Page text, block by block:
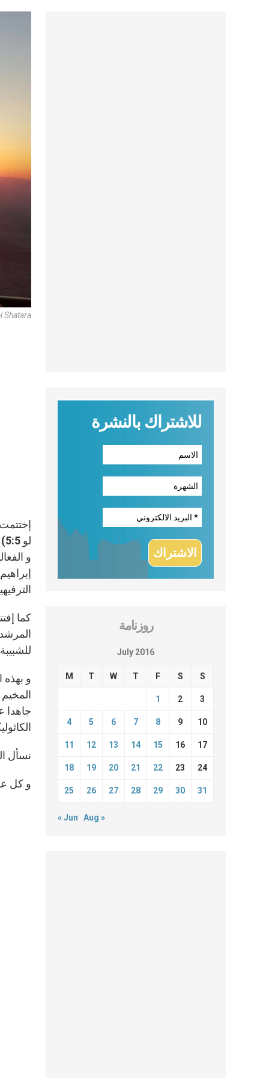
Shatara
و
كما
و
جاهدا
نسأل
و كل
للاشتراك بالنشرة
روزنامة
July 2016
M T W T F S S
1 2 3
4 5 6 7 8 9 10
11 12 13 14 15 16 17
18 19 20 21 22 23 24
25 26 27 28 29 30 31
« Jun Aug »